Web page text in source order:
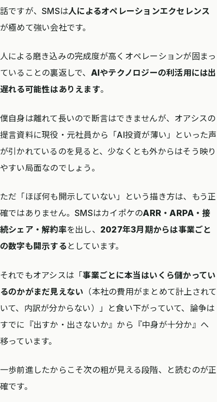
話ですが、SMSは人によるオペレーションエクセレンス
が極めて強い会社です。
人による磨き込みの完成度が高くオペレーションが固まっ
ていることの裏返しで、 AIやテクノロジーの利活用には出
遅れる可能性はありえます。
僕自身は離れて長いので断言はできませんが、オアシスの
提言資料に現役・元社員から「AI投資が薄い」といった声
が引かれているのを見ると、少なくとも外からはそう映り
やすい局面なのでしょう。
ただ「ほぼ何も開示していない」という描き方は、もう正
確ではありません。SMSはカイポケのARR・ARPA・接
続シェア・解約率を出し、 2027年3月期からは事業ごと
の数字も開示する としています。
それでもオアシスは「事業ごとに本当はいくら儲かってい
るのかがまだ見えない （本社の費用がまとめて計上されて
いて、内訳が分からない）」と食い下がっていて、論争は
すでに『出すか・出さないか』から『中身が十分か』へ
移っています。
一歩前進したからこそ次の粗が見える段階、と読むのが正
確です。